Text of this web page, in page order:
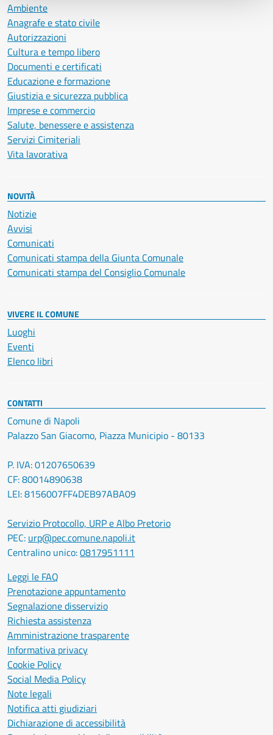
Ambiente
Anagrafe e stato civile
Autorizzazioni
Cultura e tempo libero
Documenti e certificati
Educazione e formazione
Giustizia e sicurezza pubblica
Imprese e commercio
Salute, benessere e assistenza
Servizi Cimiteriali
Vita lavorativa
NOVITÀ
Notizie
Avvisi
Comunicati
Comunicati stampa della Giunta Comunale
Comunicati stampa del Consiglio Comunale
VIVERE IL COMUNE
Luoghi
Eventi
Elenco libri
CONTATTI
Comune di Napoli
Palazzo San Giacomo, Piazza Municipio - 80133
P. IVA: 01207650639
CF: 80014890638
LEI: 8156007FF4DEB97ABA09
Servizio Protocollo, URP e Albo Pretorio
PEC: urp@pec.comune.napoli.it
Centralino unico:0817951111
Leggi le FAQ
Prenotazione appuntamento
Segnalazione disservizio
Richiesta assistenza
Amministrazione trasparente
Informativa privacy
Cookie Policy
Social Media Policy
Note legali
Notifica atti giudiziari
Dichiarazione di accessibilità